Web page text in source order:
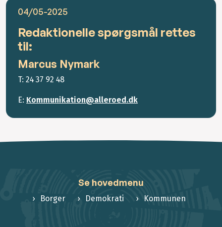
04/05-2025
Redaktionelle spørgsmål rettes
til:
Marcus Nymark
T: 24 37 92 48
E: Kommunikation@alleroed.dk
Se hovedmenu
Borger Demokrati Kommunen